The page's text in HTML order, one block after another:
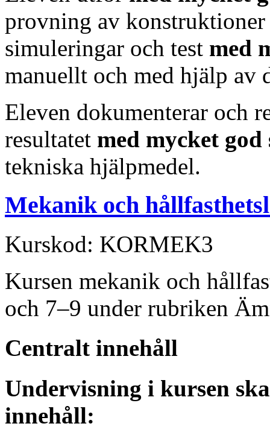
provning av
simuleringar och test med
manuellt och med hjälp av
Eleven dokumenterar och
resultatet med mycket god
tekniska hjälpmedel.
Mekanik och
Kurskod: KORMEK3
Kursen mekanik och
och 7–9 under rubriken
Centralt innehåll
Undervisning i kursen
innehåll: